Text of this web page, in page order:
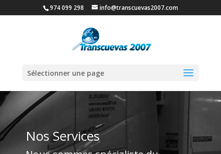
974 099 298 info@transcuevas2007.com
Sélectionner une page
Nos Services